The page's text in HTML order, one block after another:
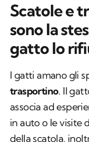
Scatole e
sono la
gatto lo
I gatti amano gli
trasportino. Il
associa ad
in auto o le visite
della scatola,